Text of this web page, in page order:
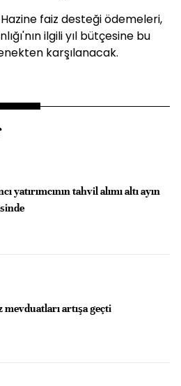
faiz desteği ödemeleri,
ilgili yıl bütçesine bu
karşılanacak.
yatırımcının tahvil alımı altı ayın
mevduatları artışa geçti